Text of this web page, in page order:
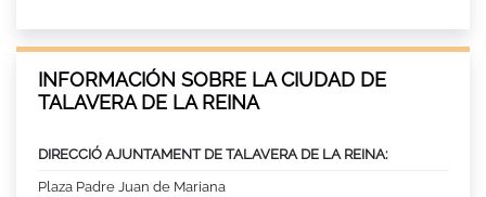
INFORMACIÓN SOBRE LA CIUDAD DE
TALAVERA DE LA REINA
DIRECCIÓ AJUNTAMENT DE TALAVERA DE LA REINA:
Plaza Padre Juan de Mariana